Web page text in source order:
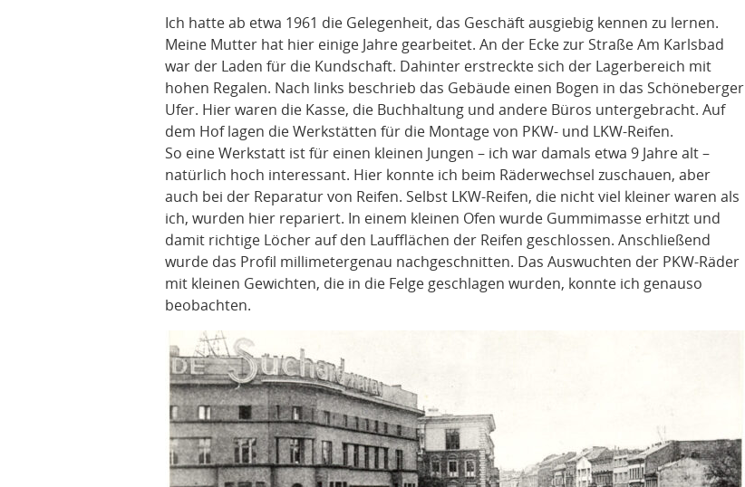
Ich hatte ab etwa 1961 die Gelegenheit, das Geschäft ausgiebig kennen zu lernen.
Meine Mutter hat hier einige Jahre gearbeitet. An der Ecke zur Straße Am Karlsbad
war der Laden für die Kundschaft. Dahinter erstreckte sich der Lagerbereich mit
hohen Regalen. Nach links beschrieb das Gebäude einen Bogen in das Schöneberger
Ufer. Hier waren die Kasse, die Buchhaltung und andere Büros untergebracht. Auf
dem Hof lagen die Werkstätten für die Montage von PKW- und LKW-Reifen.
So eine Werkstatt ist für einen kleinen Jungen – ich war damals etwa 9 Jahre alt –
natürlich hoch interessant. Hier konnte ich beim Räderwechsel zuschauen, aber
auch bei der Reparatur von Reifen. Selbst LKW-Reifen, die nicht viel kleiner waren als
ich, wurden hier repariert. In einem kleinen Ofen wurde Gummimasse erhitzt und
damit richtige Löcher auf den Laufflächen der Reifen geschlossen. Anschließend
wurde das Profil millimetergenau nachgeschnitten. Das Auswuchten der PKW-Räder
mit kleinen Gewichten, die in die Felge geschlagen wurden, konnte ich genauso
beobachten.